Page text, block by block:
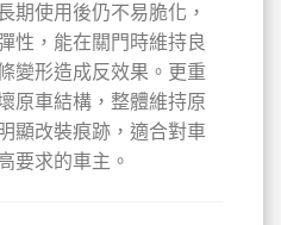
期使用後仍不易脆化，
性，能在關門時維持良
變形造成反效果。更重
原車結構，整體維持原
顯改裝痕跡，適合對車
要求的車主。